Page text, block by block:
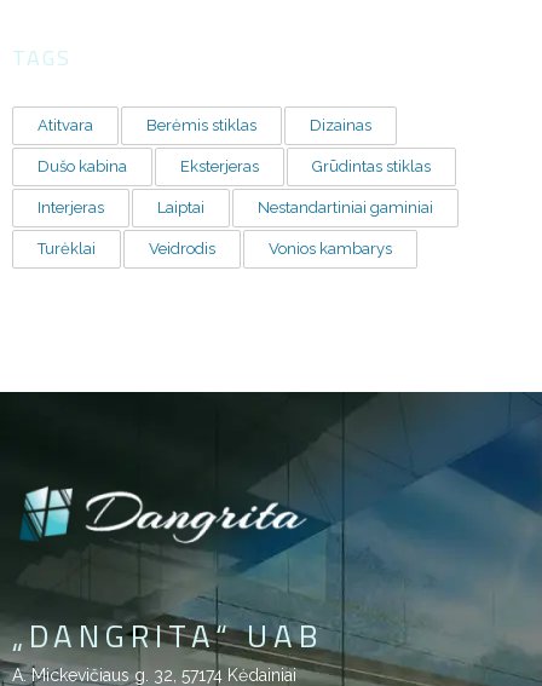
TAGS
Atitvara Berėmis stiklas Dizainas
Dušo kabina Eksterjeras Grūdintas stiklas
Interjeras Laiptai Nestandartiniai gaminiai
Turėklai Veidrodis Vonios kambarys
„DANGRITA“ UAB
A. Mickevičiaus g. 32, 57174 Kėdainiai